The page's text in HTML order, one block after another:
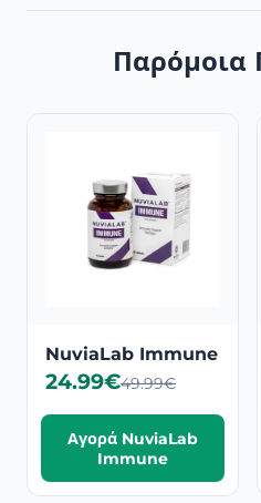
Παρόμοια
NuviaLab Immune
24.99€49.99€
Αγορά NuviaLab
Immune